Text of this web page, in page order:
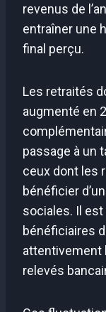
revenus de
entraîner une
final perçu.
Les retraités
augmenté en
passage à un
ceux dont les
bénéficier
sociales. Il
bénéficiaires
attentivement
relevés